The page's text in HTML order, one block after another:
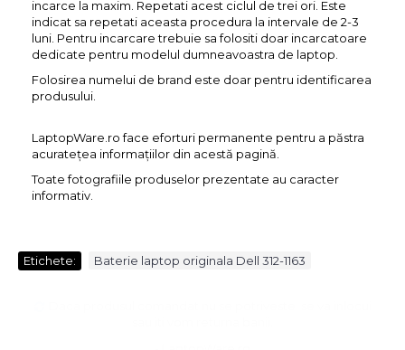
incarce la maxim. Repetati acest ciclul de trei ori. Este
indicat sa repetati aceasta procedura la intervale de 2-3
luni. Pentru incarcare trebuie sa folositi doar incarcatoare
dedicate pentru modelul dumneavoastra de laptop.
Folosirea numelui de brand este doar pentru identificarea
produsului.
LaptopWare.ro face eforturi permanente pentru a păstra
acurateţea informaţiilor din acestă pagină.
Toate fotografiile produselor prezentate au caracter
informativ.
Etichete: Baterie laptop originala Dell 312-1163